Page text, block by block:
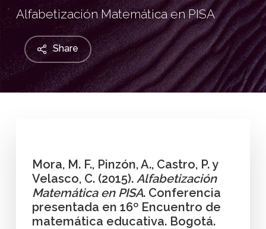
Alfabetización Matemática en PISA
Share
Mora, M. F., Pinzón, A., Castro, P. y
Velasco, C. (2015). Alfabetización
Matemática en PISA. Conferencia
presentada en 16º Encuentro de
matemática educativa. Bogotá.